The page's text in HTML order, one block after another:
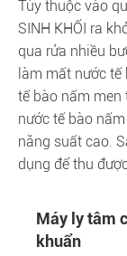
Tùy thuộc vào
SINH KHỐI ra
qua rửa nhiều
làm mất nước
tế bào nấm
nước tế bào
năng suất cao.
dụng để thu
Máy ly tâm
khuẩn